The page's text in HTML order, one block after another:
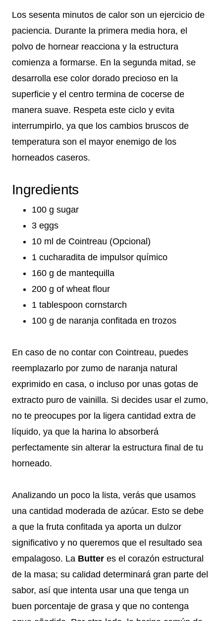
Los sesenta minutos de calor son un ejercicio de
paciencia. Durante la primera media hora, el
polvo de hornear reacciona y la estructura
comienza a formarse. En la segunda mitad, se
desarrolla ese color dorado precioso en la
superficie y el centro termina de cocerse de
manera suave. Respeta este ciclo y evita
interrumpirlo, ya que los cambios bruscos de
temperatura son el mayor enemigo de los
horneados caseros.
Ingredients
100 g sugar
3 eggs
10 ml de Cointreau (Opcional)
1 cucharadita de impulsor químico
160 g de mantequilla
200 g of wheat flour
1 tablespoon cornstarch
100 g de naranja confitada en trozos
En caso de no contar con Cointreau, puedes
reemplazarlo por zumo de naranja natural
exprimido en casa, o incluso por unas gotas de
extracto puro de vainilla. Si decides usar el zumo,
no te preocupes por la ligera cantidad extra de
líquido, ya que la harina lo absorberá
perfectamente sin alterar la estructura final de tu
horneado.
Analizando un poco la lista, verás que usamos
una cantidad moderada de azúcar. Esto se debe
a que la fruta confitada ya aporta un dulzor
significativo y no queremos que el resultado sea
empalagoso. La Butter es el corazón estructural
de la masa; su calidad determinará gran parte del
sabor, así que intenta usar una que tenga un
buen porcentaje de grasa y que no contenga